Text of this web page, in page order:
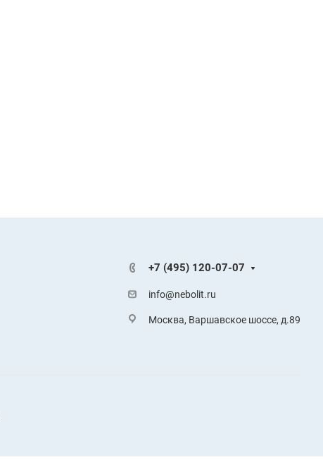
+7 (495) 120-07-07
info@nebolit.ru
Москва, Варшавское шоссе, д.89